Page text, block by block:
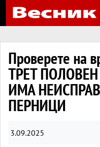
Проверете на
ТРЕТ
ИМА
ПЕРНИЦИ
3.09.2025